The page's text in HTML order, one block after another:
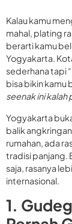
Kalau kamu
mahal, plating
berarti kamu
Yogyakarta.
sederhana tapi
bisa bikin kamu
seenak ini kalah
Yogyakarta
balik
rumahan, ada
tradisi panjang.
saja, rasanya
internasional.
1.